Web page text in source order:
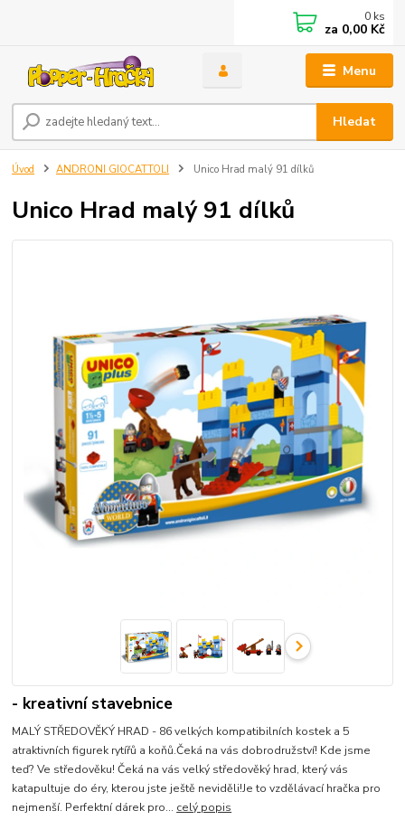
Menu
Hledat
0 ks
za 0,00 Kč
Úvod ANDRONI GIOCATTOLI Unico Hrad malý 91 dílků
Unico Hrad malý 91 dílků
- kreativní stavebnice
MALÝ STŘEDOVĚKÝ HRAD - 86 velkých kompatibilních kostek a 5
atraktivních figurek rytířů a koňů.Čeká na vás dobrodružství! Kde jsme
teď? Ve středověku! Čeká na vás velký středověký hrad, který vás
katapultuje do éry, kterou jste ještě neviděli!Je to vzdělávací hračka pro
nejmenší. Perfektní dárek pro... celý popis